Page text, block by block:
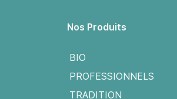
Nos Produits
BIO
PROFESSIONNELS
TRADITION